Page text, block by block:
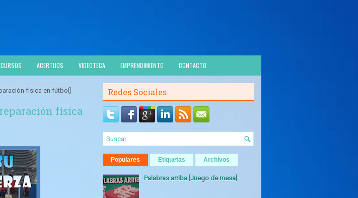
ACERTIJOS VIDEOTECA EMPRENDIMIENTO CONTACTO
física en fútbol]
física
Redes Sociales
Populares Etiquetas Archivos
Palabras arriba [Juego de mesa]